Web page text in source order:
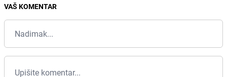
VAŠ KOMENTAR